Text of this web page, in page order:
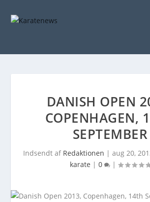
DANISH OPEN
COPENHAGEN,
SEPTEMBER
Indsendt af Redaktionen | aug 20,
karate | 0 |